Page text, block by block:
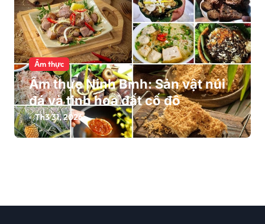
Ẩm thực
Ẩm thực Ninh Bình: Sản vật núi
đá và tinh hoa đất cố đô
Th3 31, 2026